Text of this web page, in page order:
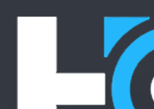
Chính sách bảo